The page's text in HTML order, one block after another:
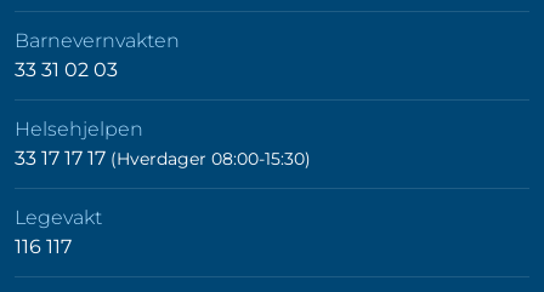
Barnevernvakten
33 31 02 03
Helsehjelpen
33 17 17 17 (Hverdager 08:00-15:30)
Legevakt
116 117